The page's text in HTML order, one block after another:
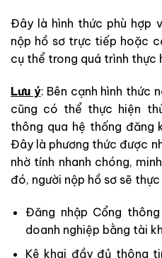
Đây là hình thức phù hợp
nộp hồ sơ trực tiếp hoặc
cụ thể trong quá trình thực
Lưu ý: Bên cạnh hình thức
cũng có thể thực hiện
thông qua hệ thống đăng
Đây là phương thức được
nhờ tính nhanh chóng,
đó, người nộp hồ sơ sẽ
Đăng nhập Cổng
doanh nghiệp bằng tài
Kê khai đầy đủ thông